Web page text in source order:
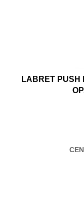
LABRET PUSH